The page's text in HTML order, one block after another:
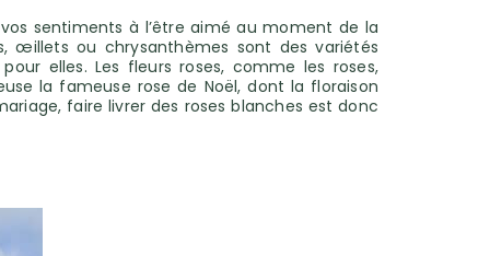
sentiments à l’être aimé au moment de la
œillets ou chrysanthèmes sont des variétés
elles. Les fleurs roses, comme les roses,
la fameuse rose de Noël, dont la floraison
faire livrer des roses blanches est donc